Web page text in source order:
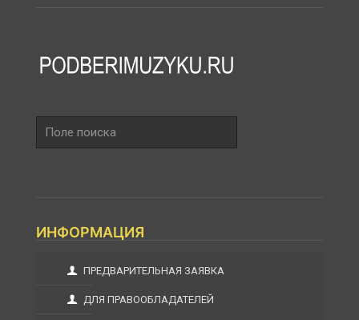
поиска
ИНФОРМАЦИЯ
ПРЕДВАРИТЕЛЬНАЯ ЗАЯВКА
ДЛЯ ПРАВООБЛАДАТЕЛЕЙ